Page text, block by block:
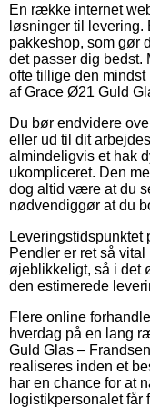
En række internet
løsninger til levering.
pakkeshop, som gør
det passer dig
ofte tillige den
af Grace Ø21 Guld
Du bør endvidere
eller ud til dit
almindeligvis et hak
ukompliceret. Den
dog altid være at du
nødvendiggør at du
Pendler er ret så
øjeblikkeligt, så i det
den estimerede
Flere online
hverdag på en lang
Guld Glas –
realiseres inden et
har en chance for at
logistikpersonalet får